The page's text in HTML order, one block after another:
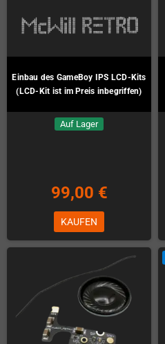
Einbau des GameBoy IPS LCD-Kits
(LCD-Kit ist im Preis inbegriffen)
Auf Lager
99,00 €
KAUFEN